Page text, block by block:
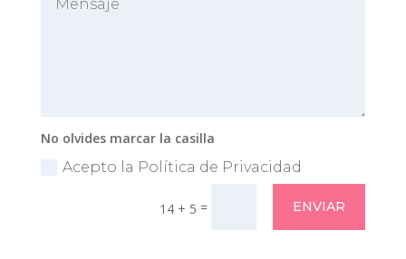
No olvides marcar la casilla
Acepto la Política de Privacidad
14 + 5 = ENVIAR